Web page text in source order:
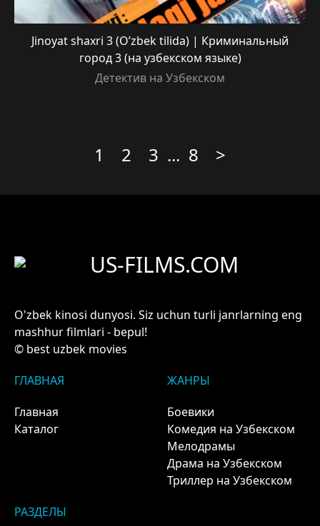
Jinoyat shaxri 3 (O’zbek tilida) | Криминальный
город 3 (на узбекском языке)
Детектив на Узбекском
1 2 3 ... 8 >
US-FILMS.COM
O'zbek kinosi dunyosi. Siz uchun turli janrlarning eng
mashhur filmlari - bepul!
© best uzbek movies
ГЛАВНАЯ
Главная
Каталог
ЖАНРЫ
Боевики
Комедия на Узбекском
Мелодрамы
Драма на Узбекском
Триллер на Узбекском
РАЗДЕЛЫ